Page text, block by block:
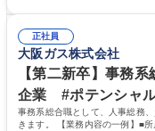
道路施設や道路工事現場の
へ配属。※業務内容変更の範囲：会社
ープ】総合職（事務）◇残
部門など多岐に渡る業務を
事業の他、新宿駅西口広場
イン」の管理運営を行う
います。 学歴・資格 学歴：大学院 大学 高専 短大 専修学校 高校 語学力：
資格：
正社員
大阪ガス株式会社
【第二新卒】事務
企業 #ポテンシャ
事務系総合職として、人事総務
きます。 【業務内容の一例】■